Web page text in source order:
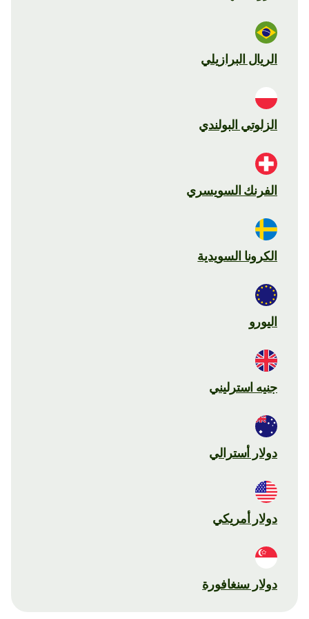
الريال البرازيلي
الزلوتي البولندي
الفرنك السويسري
الكرونا السويدية
اليورو
جنيه استرليني
دولار أسترالي
دولار أمريكي
دولار سنغافورة